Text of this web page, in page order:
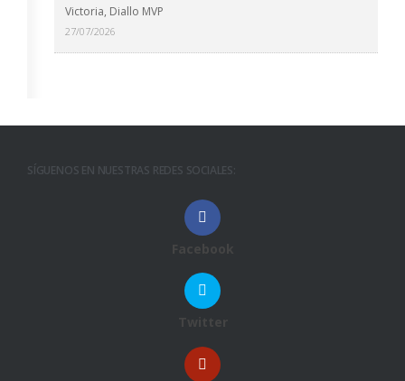
Victoria, Diallo MVP
27/07/2026
SÍGUENOS EN NUESTRAS REDES SOCIALES:
Facebook
Twitter